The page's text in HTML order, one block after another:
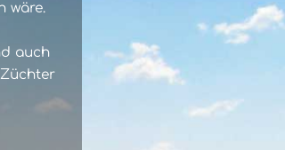
wäre.
auch